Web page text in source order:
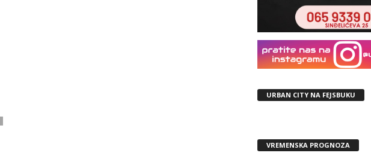
URBAN CITY NA FEJSBUKU
VREMENSKA PROGNOZA